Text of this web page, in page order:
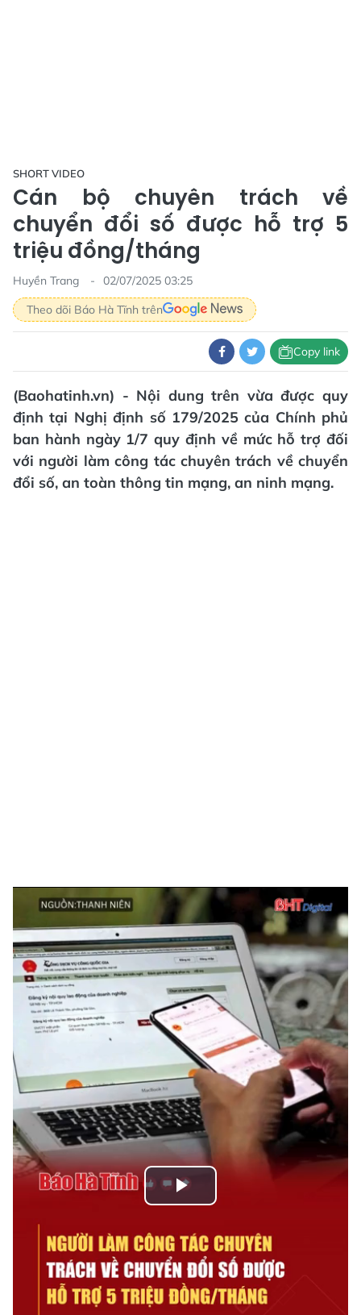
SHORT VIDEO
Cán bộ chuyên trách về
chuyển đổi số được hỗ trợ 5
triệu đồng/tháng
Huyền Trang
02/07/2025 03:25
Theo dõi Báo Hà Tĩnh trên
Copy link
(Baohatinh.vn) - Nội dung trên vừa được quy
định tại Nghị định số 179/2025 của Chính phủ
ban hành ngày 1/7 quy định về mức hỗ trợ đối
với người làm công tác chuyên trách về chuyển
đổi số, an toàn thông tin mạng, an ninh mạng.
Play
Video